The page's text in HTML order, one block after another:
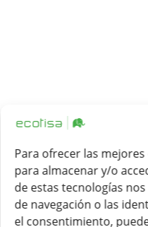
Para ofrecer las
para almacenar y/o
de estas tecnologías
de navegación o las
el consentimiento,